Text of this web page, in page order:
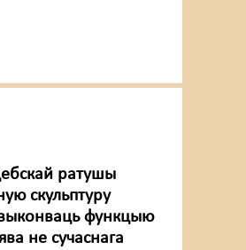
ратушы
скульптуру
функцыю
не сучаснага